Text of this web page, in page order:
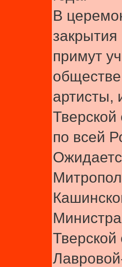
В
примут
артисты,
Тверской
по всей
Тверской